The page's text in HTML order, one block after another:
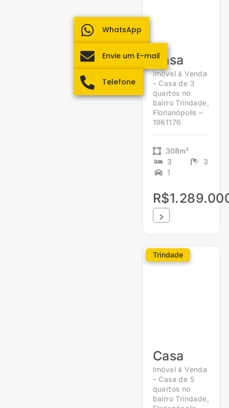
Casa
Imóvel á Venda
– Casa de 3
quartos no
bairro Trindade,
Florianópolis –
1961176
308m²
3
3
1
Trindade
Casa
Imóvel á Venda
– Casa de 5
quartos no
bairro Trindade,
WhatsApp
Envie um E-mail
Telefone